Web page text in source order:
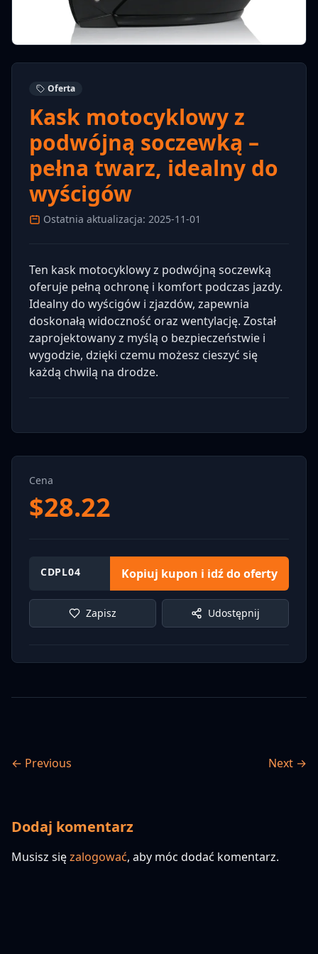
Oferta
Kask motocyklowy z
podwójną soczewką –
pełna twarz, idealny do
wyścigów
Ostatnia aktualizacja: 2025-11-01
Ten kask motocyklowy z podwójną soczewką
oferuje pełną ochronę i komfort podczas jazdy.
Idealny do wyścigów i zjazdów, zapewnia
doskonałą widoczność oraz wentylację. Został
zaprojektowany z myślą o bezpieczeństwie i
wygodzie, dzięki czemu możesz cieszyć się
każdą chwilą na drodze.
Cena
$28.22
CDPL04 Kopiuj kupon i idź do oferty
Zapisz Udostępnij
← Previous Next →
Dodaj komentarz
Musisz sięzalogować, aby móc dodać komentarz.